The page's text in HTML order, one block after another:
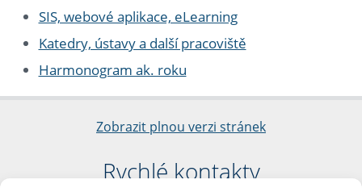
SIS, webové aplikace, eLearning
Katedry, ústavy a další pracoviště
Harmonogram ak. roku
Zobrazit plnou verzi stránek
Rychlé kontakty